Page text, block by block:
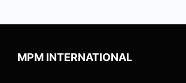
MPM INTERNATIONAL